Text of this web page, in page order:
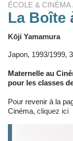
ÉCOLE &
La Boîte
Kōji Yamamura
Japon, 1993/1999,
Maternelle au
pour les classes
Pour revenir à la
Cinéma, cliquez ici